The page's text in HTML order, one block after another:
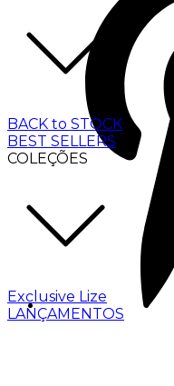
BACK to STOCK
BEST SELLERS
COLEÇÕES
Exclusive Lize
LANÇAMENTOS